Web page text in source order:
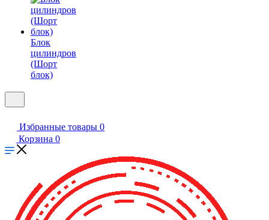
Блок
цилиндров
(Шорт
блок)
Избранные товары 0
Корзина 0